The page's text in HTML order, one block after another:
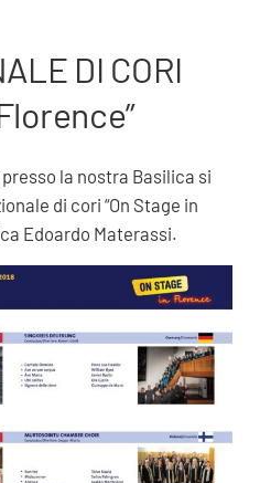
DI CORI
la nostra Basilica si
di cori “On Stage in
Edoardo Materassi.